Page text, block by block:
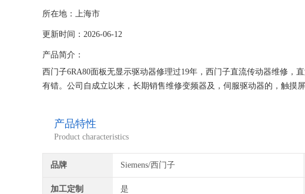
所在地：上海市
更新时间：2026-06-12
产品简介：
西门子6RA80面板无显示驱动器修理过19年，西门子直流传动器维修
有错。公司自成立以来，长期销售维修变频器及，伺服驱动器的，触摸
产品特性
Product characteristics
品牌 Siemens/西门子
加工定制 是